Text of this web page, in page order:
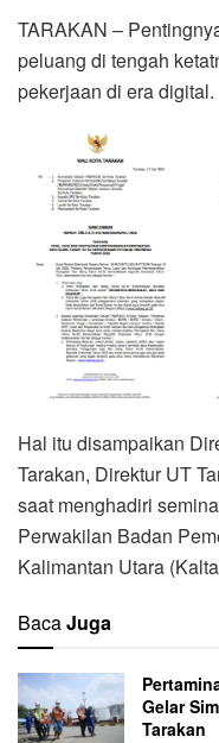
TARAKAN –
peluang di tengah
pekerjaan di era digital.
Hal itu disampaikan
Tarakan, Direktur UT
saat menghadiri
Perwakilan Badan
Kalimantan Utara
BacaJuga
Gelar
Tarakan